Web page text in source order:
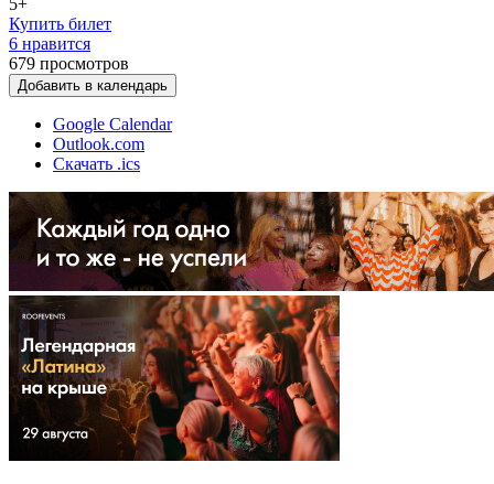
Купить билет
6 нравится
679 просмотров
Добавить в календарь
Google Calendar
Outlook.com
Скачать .ics